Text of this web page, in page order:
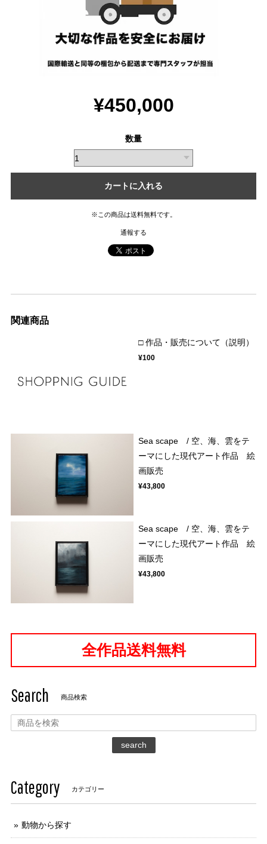
¥450,000
数量
カートに入れる
※この商品は送料無料です。
通報する
関連商品
□ 作品・販売について（説明）
¥100
Sea scape / 空、海、雲をテ
ーマにした現代アート作品 絵
画販売
¥43,800
Sea scape / 空、海、雲をテ
ーマにした現代アート作品 絵
画販売
¥43,800
全作品送料無料
Search 商品検索
search
Category カテゴリー
動物から探す